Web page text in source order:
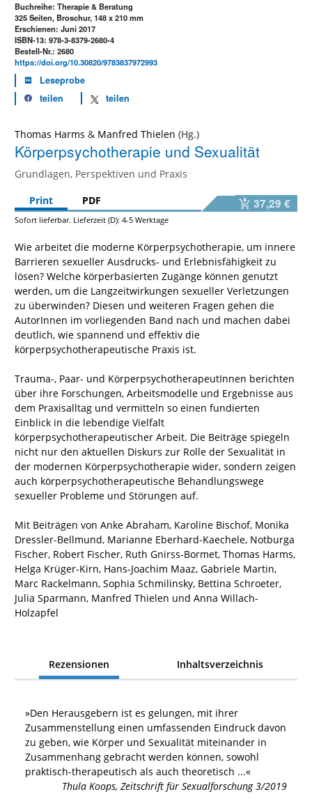
Buchreihe: Therapie & Beratung
325 Seiten, Broschur, 148 x 210 mm
Erschienen: Juni 2017
ISBN-13: 978-3-8379-2680-4
Bestell-Nr.: 2680
https://doi.org/10.30820/9783837972993
Leseprobe
teilen
teilen
Thomas Harms & Manfred Thielen
Körperpsychotherapie und Sexualität
Grundlagen, Perspektiven und Praxis
Print
PDF 37,29 €
Sofort lieferbar. Lieferzeit (D): 4-5 Werktage
Wie arbeitet die moderne Körperpsychotherapie, um innere
Barrieren sexueller Ausdrucks- und Erlebnisfähigkeit zu
lösen? Welche körperbasierten Zugänge können genutzt
werden, um die Langzeitwirkungen sexueller Verletzungen
zu überwinden? Diesen und weiteren Fragen gehen die
AutorInnen im vorliegenden Band nach und machen dabei
deutlich, wie spannend und effektiv die
körperpsychotherapeutische Praxis ist.
Trauma-, Paar- und KörperpsychotherapeutInnen berichten
über ihre Forschungen, Arbeitsmodelle und Ergebnisse aus
dem Praxisalltag und vermitteln so einen fundierten
Einblick in die lebendige Vielfalt
körperpsychotherapeutischer Arbeit. Die Beiträge spiegeln
nicht nur den aktuellen Diskurs zur Rolle der Sexualität in
der modernen Körperpsychotherapie wider, sondern zeigen
auch körperpsychotherapeutische Behandlungswege
sexueller Probleme und Störungen auf.
Mit Beiträgen von Anke Abraham, Karoline Bischof, Monika
Dressler-Bellmund, Marianne Eberhard-Kaechele, Notburga
Fischer, Robert Fischer, Ruth Gnirss-Bormet, Thomas Harms,
Helga Krüger-Kirn, Hans-Joachim Maaz, Gabriele Martin,
Marc Rackelmann, Sophia Schmilinsky, Bettina Schroeter,
Julia Sparmann, Manfred Thielen und Anna Willach-
Holzapfel
Rezensionen Inhaltsverzeichnis
»Den Herausgebern ist es gelungen, mit ihrer
Zusammenstellung einen umfassenden Eindruck davon
zu geben, wie Körper und Sexualität miteinander in
Zusammenhang gebracht werden können, sowohl
praktisch-therapeutisch als auch theoretisch ...«
Thula Koops, Zeitschrift für Sexualforschung 3/2019